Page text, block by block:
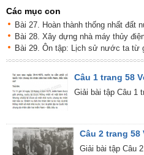
Các mục con
Bài 27. Hoàn thành thống nhất đất
Bài 28. Xây dựng nhà máy thủy
Bài 29. Ôn tập: Lịch sử nước ta từ
Câu 1 trang 58
Giải bài tập Câu 1
Câu 2 trang
Giải bài tập Câu